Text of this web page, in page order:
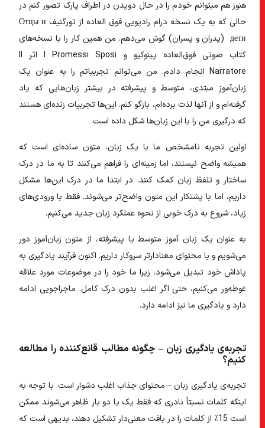
هنوز هم میتوانم خودم را در حال دویدن در اطراف پارک تصور کنم در
حالی که به یک نسخه درام رادیویی فوق العاده از تورگنیف Отцы и
дети (پدران و پسران) گوش می‌دهم. من همین کار را با نسخه‌های
Narratore انجام دادم. من می‌توانم تجربیاتم را به عنوان یک
زبان‌آموز مبتدی، متوسط ​​و پیشرفته در بیشتر زبان‌هایی که یاد
گرفته‌ام و از آنها لذت برده‌ام، بازگو کنم. این‌ها تجربیات زنده‌ای هستند
که درگیری من را با این زبان‌ها شکل داده است.
اولین تجربه نامشخص ما با یک زبان، متون ساده‌ای است که
همیشه واضح نیستند، اما زمینه‌ای را فراهم می‌کنند تا به ما در درک
ساختار و تلفظ زبان کمک کنند. در ابتدا ما در درک این‌ها مشکل
داریم، اما با پشتکار این متون واضح‌تر می‌شوند. فقط با ورودی‌های
زیاد، شروع به درک خوبی از نحوه عملکرد زبان جدید می‌کنیم.
به عنوان یک زبان آموز متوسط ​​یا پیشرفته، از متون زبان‌آموز دور
می‌شویم و با محتوای معنادارتر سروکار داریم. اکنون فرآیند یادگیری به
پاداش خود تبدیل می‌شود، زیرا ما خود را در موضوعات مورد علاقه
غوطه‌ور می‌کنیم، حتی اگر اغلب بدون درک کامل. ماجراجویی ادامه
دارد و یادگیری ما نیز ادامه دارد.
تجربه‌ی یادگیری زبان – چگونه مطالب قانع‌کننده را مطالعه
کنیم؟
تجربه‌ی یادگیری زبان – محتوای جذاب اغلب دشوار است. با توجه به
اینکه کلمات نسبتاً نادری که فقط یک یا دو بار ظاهر می‌شوند ممکن
است 15٪ از کلمات را در بافت معنی‌دار تشکیل دهند، بدیهی است که